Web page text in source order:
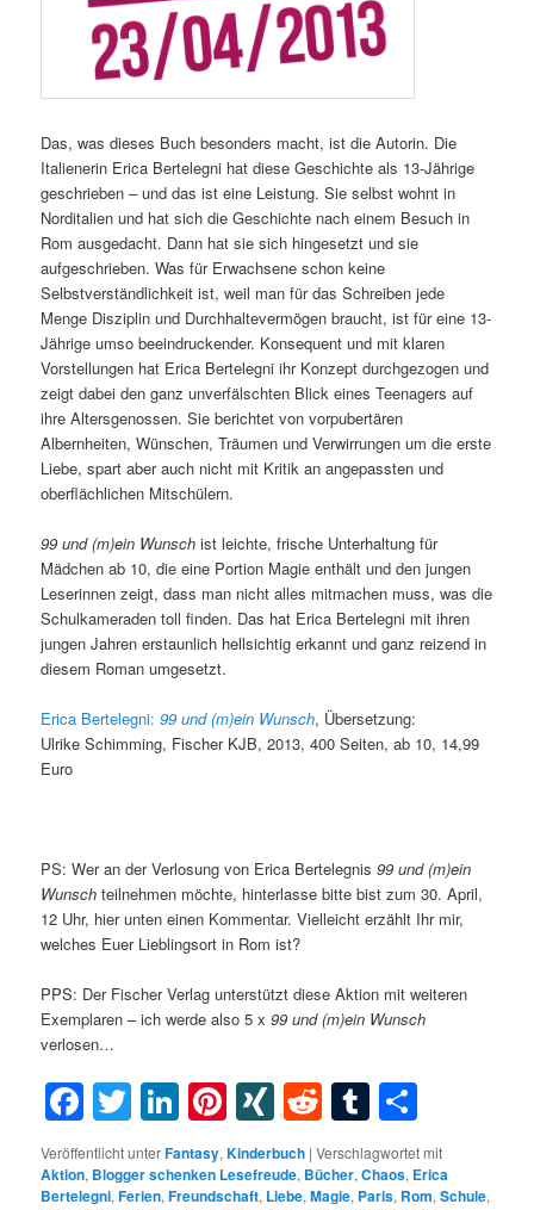
Das, was dieses Buch besonders macht, ist die Autorin. Die
Italienerin Erica Bertelegni hat diese Geschichte als 13-Jährige
geschrieben – und das ist eine Leistung. Sie selbst wohnt in
Norditalien und hat sich die Geschichte nach einem Besuch in
Rom ausgedacht. Dann hat sie sich hingesetzt und sie
aufgeschrieben. Was für Erwachsene schon keine
Selbstverständlichkeit ist, weil man für das Schreiben jede
Menge Disziplin und Durchhaltevermögen braucht, ist für eine 13-
Jährige umso beeindruckender. Konsequent und mit klaren
Vorstellungen hat Erica Bertelegni ihr Konzept durchgezogen und
zeigt dabei den ganz unverfälschten Blick eines Teenagers auf
ihre Altersgenossen. Sie berichtet von vorpubertären
Albernheiten, Wünschen, Träumen und Verwirrungen um die erste
Liebe, spart aber auch nicht mit Kritik an angepassten und
oberflächlichen Mitschülern.
99 und (m)ein Wunsch ist leichte, frische Unterhaltung für
Mädchen ab 10, die eine Portion Magie enthält und den jungen
Leserinnen zeigt, dass man nicht alles mitmachen muss, was die
Schulkameraden toll finden. Das hat Erica Bertelegni mit ihren
jungen Jahren erstaunlich hellsichtig erkannt und ganz reizend in
diesem Roman umgesetzt.
Erica Bertelegni:99 und (m)ein Wunsch, Übersetzung:
Ulrike Schimming, Fischer KJB, 2013, 400 Seiten, ab 10, 14,99
Euro
PS: Wer an der Verlosung von Erica Bertelegnis99 und (m)ein
Wunsch teilnehmen möchte, hinterlasse bitte bist zum 30. April,
12 Uhr, hier unten einen Kommentar. Vielleicht erzählt Ihr mir,
welches Euer Lieblingsort in Rom ist?
PPS: Der Fischer Verlag unterstützt diese Aktion mit weiteren
Exemplaren – ich werde also 5 x99 und (m)ein Wunsch
verlosen…
Facebook
Twitter
LinkedIn
Pinterest
XINGRedditTumblr
Veröffentlicht unterFantasy,Kinderbuch |Verschlagwortet mit
Aktion, Blogger schenken Lesefreude, Bücher,Chaos, Erica
Bertelegni,Ferien,Freundschaft, Liebe,Magie, Paris, Rom,Schule,